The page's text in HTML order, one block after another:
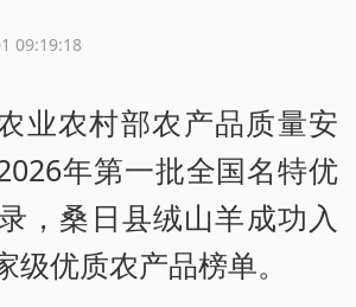
09:19:18
业农村部农产品质量安
年第一批全国名特优
，桑日县绒山羊成功入
级优质农产品榜单。